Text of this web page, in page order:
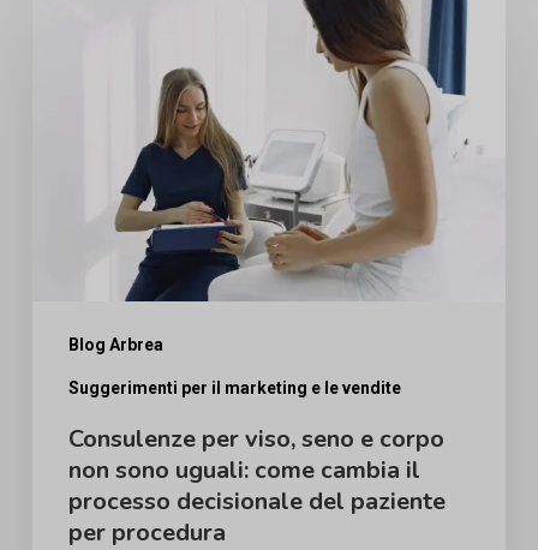
Blog Arbrea
Suggerimenti per il marketing e le vendite
come
cambia
processo
decisionale
Consulenze per viso, seno e corpo
non sono uguali: come cambia il
processo decisionale del paziente
per procedura